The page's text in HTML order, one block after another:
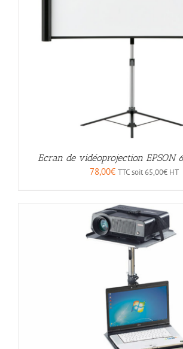
Ecran de vidéoprojection EPSON
78,00€ TTC soit65,00€HT